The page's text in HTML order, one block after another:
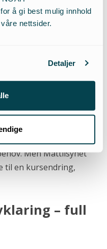
å gi best mulig innhold
nettsider.
Detaljer
fullstendig ut av løse
forvridninger
i bur og holdes under
kunne leve i et miljø
et hjemme-miljø.
ved UMB gikk
opp om
Men Mattilsynet
til en kursendring,
– full